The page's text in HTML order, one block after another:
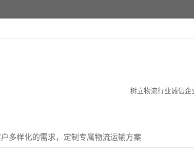
树立物流行业诚信企
多样化的需求，定制专属物流运输方案